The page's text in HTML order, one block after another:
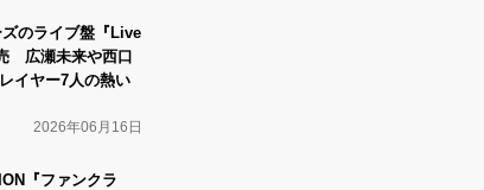
のライブ盤『Live
広瀬未来や西口
イヤー7人の熱い
2026年06月16日
『ファンクラ